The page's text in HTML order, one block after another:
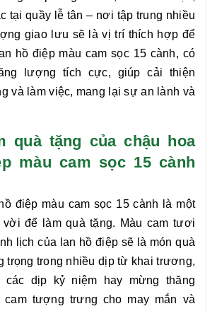
tại quầy lễ tân – nơi tập trung nhiều
giao lưu sẽ là vị trí thích hợp để
hồ điệp màu cam sọc 15 cành, có
lượng tích cực, giúp cải thiện
và làm việc, mang lại sự an lành và
quà tặng của chậu hoa
màu cam sọc 15 cành
điệp màu cam sọc 15 cành là một
vời để làm quà tặng. Màu cam tươi
lịch của lan hồ điệp sẽ là món quà
trọng trong nhiều dịp từ khai trương,
các dịp kỷ niệm hay mừng thăng
tượng trưng cho may mắn và